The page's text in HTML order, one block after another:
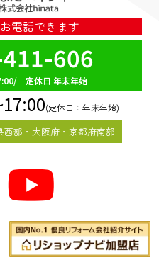
電話できます
606
定休日 年末年始
(定休日：年末年始)
部・大阪府・京都府南部